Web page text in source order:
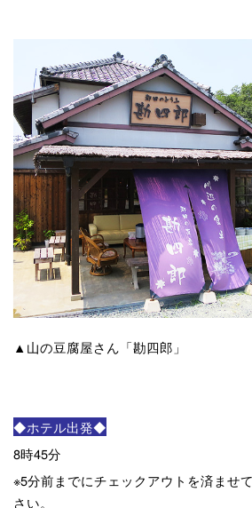
▲山の豆腐屋さん「勘四郎」
◆ホテル出発◆
8時45分
※5分前までにチェックアウトを済ませ
さい。